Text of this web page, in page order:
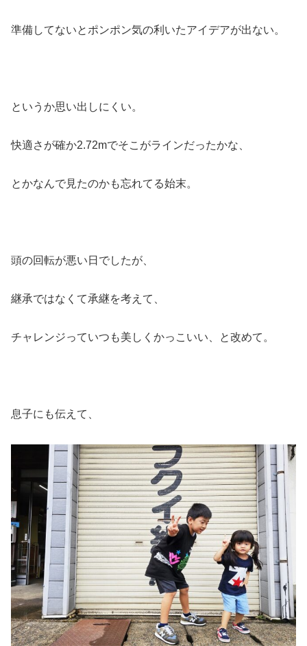
準備してないとポンポン気の利いたアイデアが出ない。
というか思い出しにくい。
快適さが確か2.72mでそこがラインだったかな、
とかなんで見たのかも忘れてる始末。
頭の回転が悪い日でしたが、
継承ではなくて承継を考えて、
チャレンジっていつも美しくかっこいい、と改めて。
息子にも伝えて、